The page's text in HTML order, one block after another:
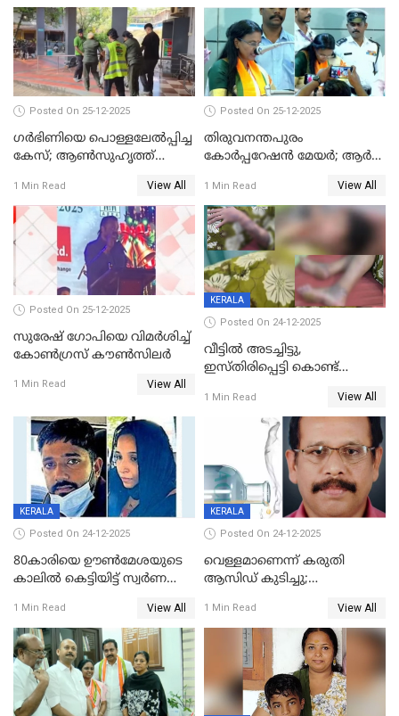
Posted On 25-12-2025
ഗര്‍ഭിണിയെ പൊള്ളലേല്‍പ്പിച്ച
കേസ്; ആണ്‍സുഹൃത്ത്
1 Min Read View All
Posted On 25-12-2025
തിരുവനന്തപുരം
കോര്‍പ്പറേഷന്‍ മേയർ; ആര്‍
1 Min Read View All
Posted On 25-12-2025
സുരേഷ് ഗോപിയെ വിമര്‍ശിച്ച്
കോണ്‍ഗ്രസ് കൗണ്‍സിലര്‍
1 Min Read View All
KERALA
Posted On 24-12-2025
വീട്ടിൽ അടച്ചിട്ടു,
ഇസ്തിരിപ്പെട്ടി കൊണ്ട്
ഗർഭിണിയായ യുവതിക്ക് ക്രൂര
1 Min Read View All
KERALA
Posted On 24-12-2025
80കാരിയെ ഊൺമേശയുടെ
കാലിൽ കെട്ടിയിട്ട് സ്വർണവും
കൊച്ചുമകനും സുഹൃത്തും
അറസ്റ്റിൽ
1 Min Read View All
KERALA
Posted On 24-12-2025
വെള്ളമാണെന്ന് കരുതി
ആസിഡ് കുടിച്ചു;
മരിച്ചു
1 Min Read View All